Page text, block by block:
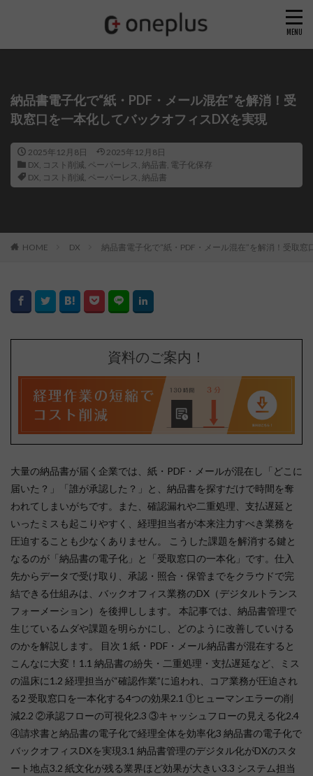
納品書電子化で“紙・PDF・メール混在”を解消！受
取窓口を一本化してバックオフィスDXを実現
2025年12月8日
2025年12月8日
DX, コスト削減, ペーパーレス , 納品書 , 電子化保存
DX, コスト削減, ペーパーレス , 納品書
HOME DX 納品書電子化で“紙・PDF・メール混在”を解消！受取
資料のご案内！
大量の納品書が届く企業では、紙・PDF・メールが混在し「どこに
届いた？」「誰が承認した？」と、納品書を探すだけで時間を奪
われてしまいがちです。また、確認漏れや二重処理、支払遅延と
いったミスも起こりやすく、経理担当者が本来注力すべき業務を
圧迫することも少なくありません。 こうした課題を解消する鍵と
なるのが「納品書の電子化」と「受取窓口の一本化」です。仕入
先からデータで受け取り、承認・照合・保管までをクラウドで完
結できる仕組みは、バックオフィス業務のDX（デジタルトランス
フォーメーション）を後押しします。 本記事では、納品書管理で
生じているムダや課題を明らかにし、どのように改善していける
のかを解説します。 目次 1 紙・PDF・メール納品書が混在すると
こんなに大変！1.1 納品書の紛失・二重処理・支払遅延など、ミス
の温床に1.2 経理担当が“確認作業”に追われ、コア業務が圧迫され
る2 受取窓口を一本化する4つの効果2.1 ①ヒューマンエラーの削
減2.2 ②承認フローの可視化2.3 ③キャッシュフローの見える化2.4
④請求書と納品書の電子化で経理全体を効率化3 納品書の電子化で
バックオフィスDXを実現3.1 納品書管理のデジタル化がDXのスタ
ート地点3.2 紙文化が残る業界ほど効果が大きい3.3 システム担当